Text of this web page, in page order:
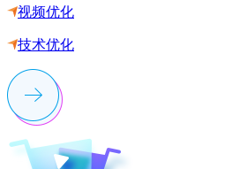
视频优化
技术优化